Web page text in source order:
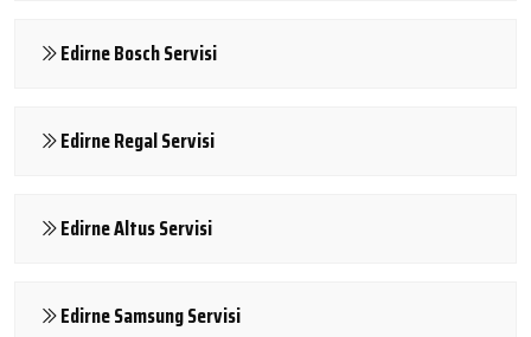
Edirne Bosch Servisi
Edirne Regal Servisi
Edirne Altus Servisi
Edirne Samsung Servisi